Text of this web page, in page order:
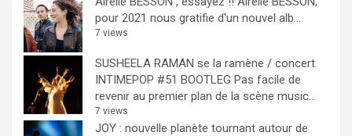
pour 2021 nous gratifie d'un nouvel alb...
7 views
SUSHEELA RAMAN se la ramène / concert
INTIMEPOP #51 BOOTLEG Pas facile de
revenir au premier plan de la scène music...
7 views
JOY : nouvelle planète tournant autour de